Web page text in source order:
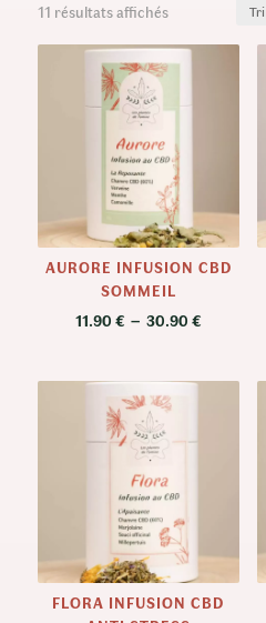
11 résultats affichés
AURORE INFUSION CBD
SOMMEIL
11.90€ – 30.90€Plage
11.90 €
FLORA INFUSION CBD